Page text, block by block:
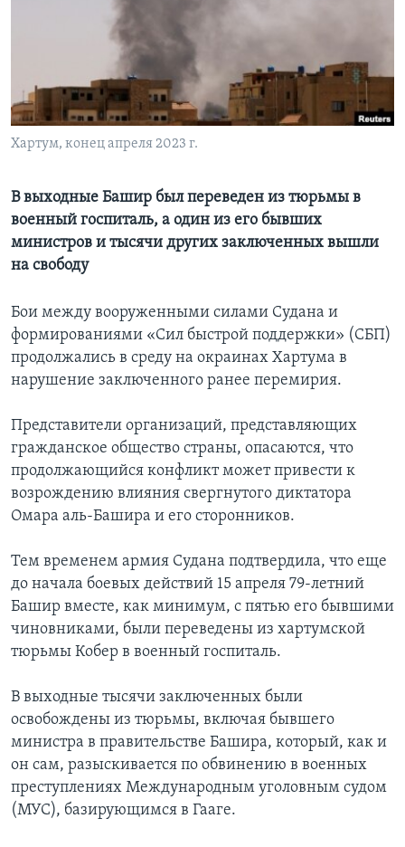
Learning English
СОЦИАЛЬНЫЕ СЕТИ
Хартум, конец апреля 2023 г.
В выходные Башир был переведен из тюрьмы в
военный госпиталь, а один из его бывших
министров и тысячи других заключенных вышли
на свободу
Бои между вооруженными силами Судана и
формированиями «Сил быстрой поддержки» (СБП)
продолжались в среду на окраинах Хартума в
нарушение заключенного ранее перемирия.
Представители организаций, представляющих
гражданское общество страны, опасаются, что
продолжающийся конфликт может привести к
возрождению влияния свергнутого диктатора
Омара аль-Башира и его сторонников.
Тем временем армия Судана подтвердила, что еще
до начала боевых действий 15 апреля 79-летний
Башир вместе, как минимум, с пятью его бывшими
чиновниками, были переведены из хартумской
тюрьмы Кобер в военный госпиталь.
В выходные тысячи заключенных были
освобождены из тюрьмы, включая бывшего
министра в правительстве Башира, который, как и
он сам, разыскивается по обвинению в военных
преступлениях Международным уголовным судом
(МУС), базирующимся в Гааге.